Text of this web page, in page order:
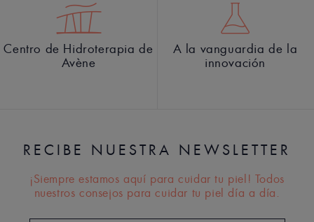
Centro de Hidroterapia de
Avène
A la vanguardia de la
innovación
RECIBE NUESTRA NEWSLETTER
¡Siempre estamos aquí para cuidar tu piel! Todos
nuestros consejos para cuidar tu piel día a día.